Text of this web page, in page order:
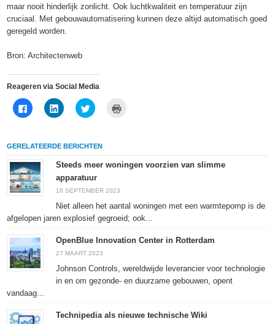
maar nooit hinderlijk zonlicht. Ook luchtkwaliteit en temperatuur zijn
cruciaal. Met gebouwautomatisering kunnen deze altijd automatisch goed
geregeld worden.
Bron: Architectenweb
Reageren via Social Media
Klik
om
Facebook
(Wordt
een
nieuw
venster
geopend)
Klik
om
delen
(Wordt
een
venster
geopend)
Klik
om
Twitter
(Wordt
een
venster
geopend)
nieuw
venster
GERELATEERDE BERICHTEN
Steeds meer woningen voorzien van slimme
apparatuur
18 SEPTEMBER 2023
Niet alleen het aantal woningen met een warmtepomp is de
afgelopen jaren explosief gegroeid; ook...
OpenBlue Innovation Center in Rotterdam
27 MAART 2023
Johnson Controls, wereldwijde leverancier voor technologie
in en om gezonde- en duurzame gebouwen, opent
vandaag...
Technipedia als nieuwe technische Wiki